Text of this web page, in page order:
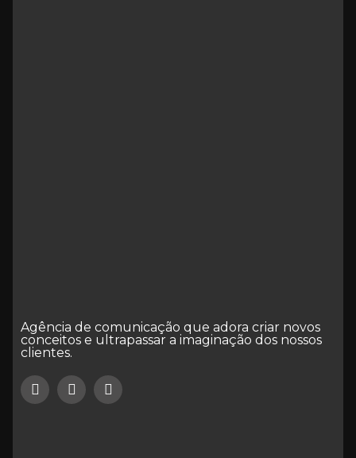
Agência de comunicação que adora criar novos
conceitos e ultrapassar a imaginação dos nossos
clientes.